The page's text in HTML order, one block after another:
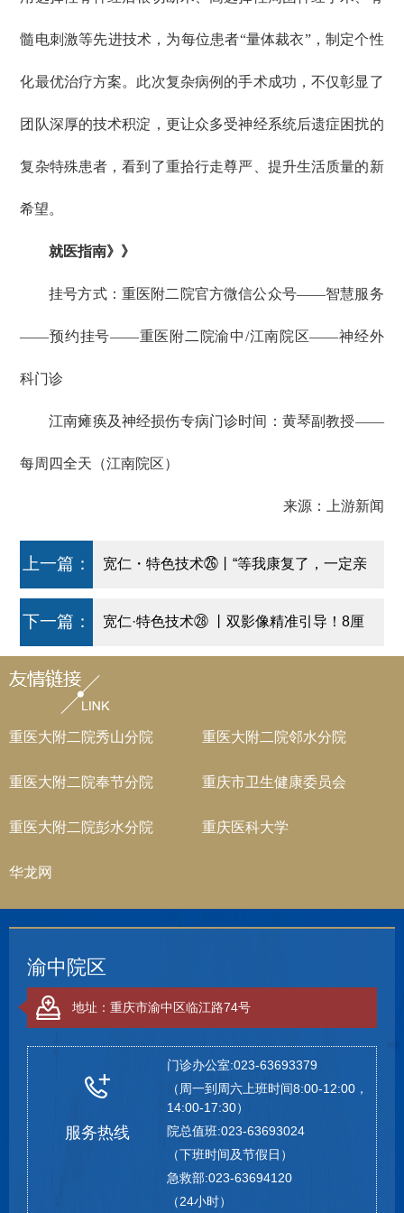
髓电刺激等先进技术，为每位患者“量体裁衣”，制定个性
化最优治疗方案。此次复杂病例的手术成功，不仅彰显了
团队深厚的技术积淀，更让众多受神经系统后遗症困扰的
复杂特殊患者，看到了重拾行走尊严、提升生活质量的新
希望。
就医指南》》
挂号方式：重医附二院官方微信公众号——智慧服务
——预约挂号——重医附二院渝中/江南院区——神经外
科门诊
江南瘫痪及神经损伤专病门诊时间：黄琴副教授——
每周四全天（江南院区）
来源：上游新闻
上一篇： 宽仁・特色技术㉖丨“等我康复了，一定亲
自送上锦旗！”——重医附二院助力患者逆
转瘫痪命运
下一篇： 宽仁·特色技术㉘ 丨双影像精准引导！8厘
重医大附二院秀山分院 重医大附二院邻水分院
重医大附二院奉节分院 重庆市卫生健康委员会
重医大附二院彭水分院 重庆医科大学
华龙网
渝中院区
地址：重庆市渝中区临江路74号
服务热线
门诊办公室:023-63693379
（周一到周六上班时间8:00-12:00，
14:00-17:30）
院总值班:023-63693024
（下班时间及节假日）
急救部:023-63694120
（24小时）